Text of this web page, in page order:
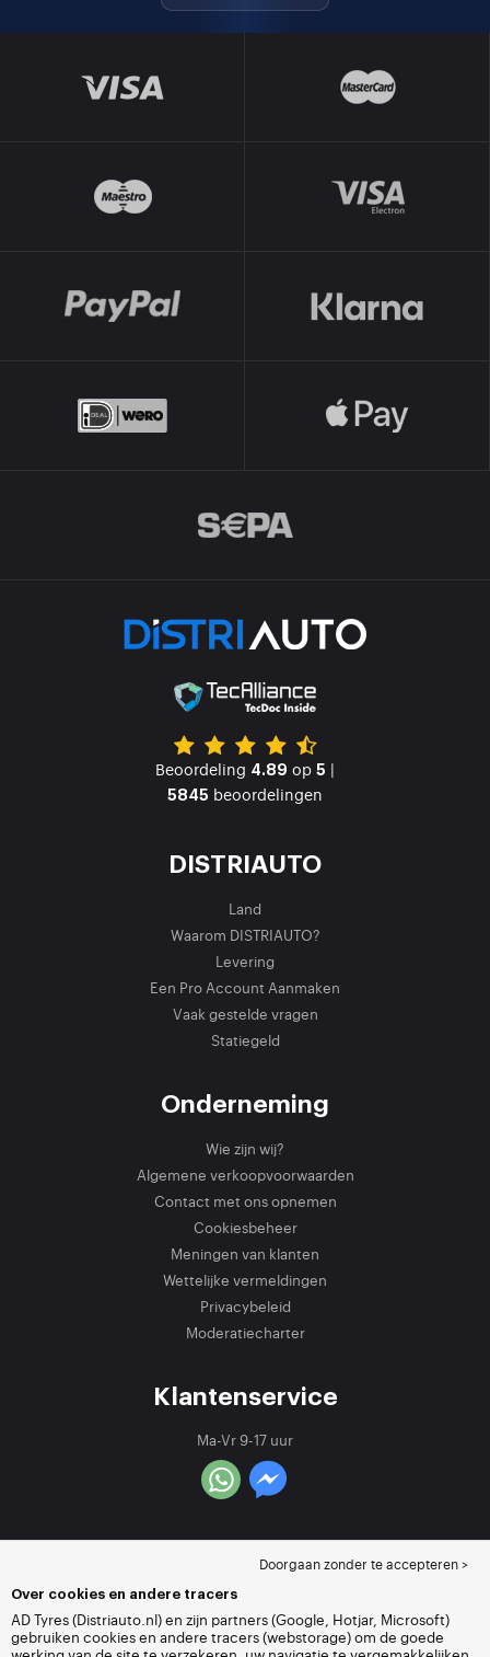
Beoordeling 4.89 op 5 |
5845 beoordelingen
DISTRIAUTO
Land
Waarom DISTRIAUTO?
Levering
Een Pro Account Aanmaken
Vaak gestelde vragen
Statiegeld
Onderneming
Wie zijn wij?
Algemene verkoopvoorwaarden
Contact met ons opnemen
Cookiesbeheer
Meningen van klanten
Wettelijke vermeldingen
Privacybeleid
Moderatiecharter
Klantenservice
Ma-Vr 9-17 uur
Doorgaan zonder te accepteren >
Over cookies en andere tracers
AD Tyres (Distriauto.nl) en zijn partners (Google, Hotjar, Microsoft)
gebruiken cookies en andere tracers (webstorage) om de goede